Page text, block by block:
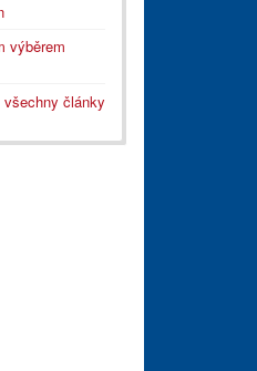
výběrem
všechny články